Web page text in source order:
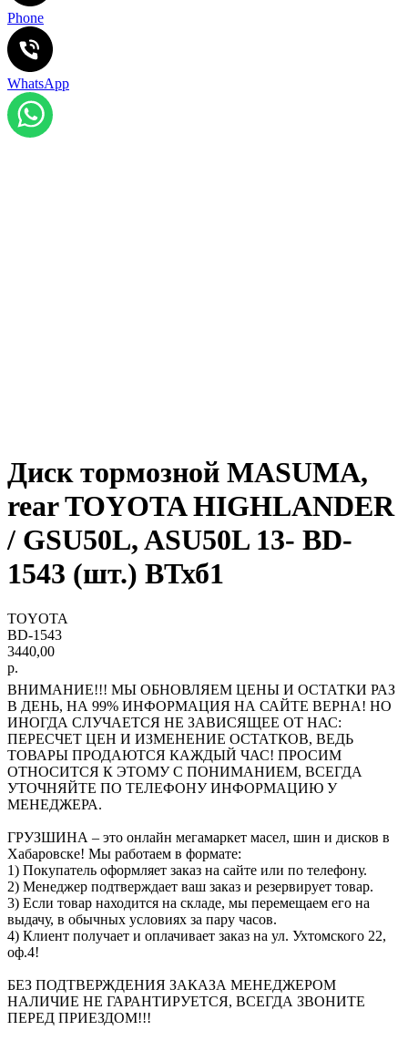
Phone
WhatsApp
Диск тормозной MASUMA,
rear TOYOTA HIGHLANDER
/ GSU50L, ASU50L 13- BD-
1543 (шт.) ВТхб1
TOYOTA
BD-1543
3440,00
р.
ВНИМАНИЕ!!! МЫ ОБНОВЛЯЕМ ЦЕНЫ И ОСТАТКИ РАЗ
В ДЕНЬ, НА 99% ИНФОРМАЦИЯ НА САЙТЕ ВЕРНА! НО
ИНОГДА СЛУЧАЕТСЯ НЕ ЗАВИСЯЩЕЕ ОТ НАС:
ПЕРЕСЧЕТ ЦЕН И ИЗМЕНЕНИЕ ОСТАТКОВ, ВЕДЬ
ТОВАРЫ ПРОДАЮТСЯ КАЖДЫЙ ЧАС! ПРОСИМ
ОТНОСИТСЯ К ЭТОМУ С ПОНИМАНИЕМ, ВСЕГДА
УТОЧНЯЙТЕ ПО ТЕЛЕФОНУ ИНФОРМАЦИЮ У
МЕНЕДЖЕРА.
ГРУЗШИНА – это онлайн мегамаркет масел, шин и дисков в
Хабаровске! Мы работаем в формате:
1) Покупатель оформляет заказ на сайте или по телефону.
2) Менеджер подтверждает ваш заказ и резервирует товар.
3) Если товар находится на складе, мы перемещаем его на
выдачу, в обычных условиях за пару часов.
4) Клиент получает и оплачивает заказ на ул. Ухтомского 22,
оф.4!
БЕЗ ПОДТВЕРЖДЕНИЯ ЗАКАЗА МЕНЕДЖЕРОМ
НАЛИЧИЕ НЕ ГАРАНТИРУЕТСЯ, ВСЕГДА ЗВОНИТЕ
ПЕРЕД ПРИЕЗДОМ!!!